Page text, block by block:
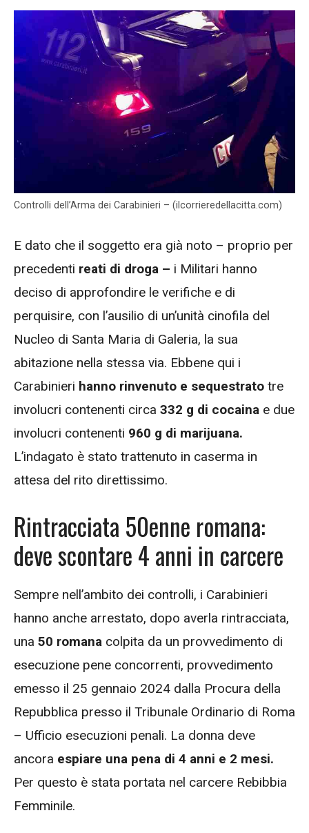
Controlli dell’Arma dei Carabinieri – (ilcorrieredellacitta.com)
E dato che il soggetto era già noto – proprio per
precedenti reati di droga – i Militari hanno
deciso di approfondire le verifiche e di
perquisire, con l’ausilio di un’unità cinofila del
Nucleo di Santa Maria di Galeria, la sua
abitazione nella stessa via. Ebbene qui i
Carabinieri hanno rinvenuto e sequestrato tre
involucri contenenti circa 332 g di cocaina e due
involucri contenenti 960 g di marijuana.
L’indagato è stato trattenuto in caserma in
attesa del rito direttissimo.
Rintracciata 50enne romana:
deve scontare 4 anni in carcere
Sempre nell’ambito dei controlli, i Carabinieri
hanno anche arrestato, dopo averla rintracciata,
una 50 romana colpita da un provvedimento di
esecuzione pene concorrenti, provvedimento
emesso il 25 gennaio 2024 dalla Procura della
Repubblica presso il Tribunale Ordinario di Roma
– Ufficio esecuzioni penali. La donna deve
ancora espiare una pena di 4 anni e 2 mesi.
Per questo è stata portata nel carcere Rebibbia
Femminile.